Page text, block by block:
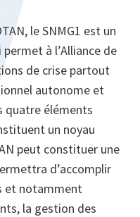
le SNMG1 est un
à l’Alliance de
de crise partout
autonome et
quatre éléments
un noyau
peut constituer une
d’accomplir
et notamment
la gestion des